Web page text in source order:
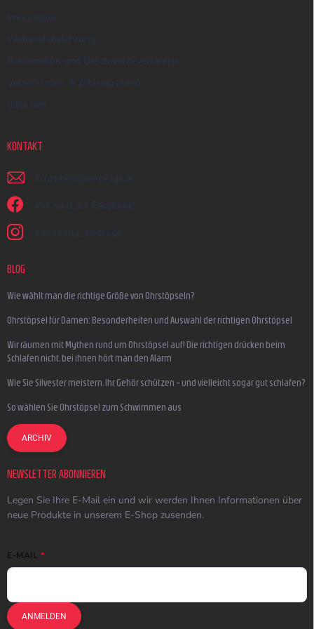
Impressum
Widerrufsbelehrung
Reklamation und Beschwerdeverfahren
Versandarten & Zahlungsarten
Über uns
KONTAKT
schreiben @ earplugs.at
Wir sind auf Facebook!
earmazing_earplugs
BLOG
Wie wählt man die richtige Größe von Ohrstöpseln?
Ohrstöpsel für Damen: Besonderheiten und Auswahl der richtigen Ohrstöpsel
Wir räumen mit Mythen rund um Ohrstöpsel auf! Die richtigen drücken beim
Schlafen nicht, bei ihnen hört man den Alarm
Wie Sie Silvester meistern, Ihr Gehör schützen – und vielleicht sogar gut schlafen?
So wählen Sie Ohrstöpsel zum Schwimmen aus
ARCHIV
NEWSLETTER ABONNIEREN
Legen Sie Ihre E-Mail ein und wir werden Ihnen Informationen über
neue Produkte in unserem E-Shop zusenden.
E-MAIL
ANMELDEN